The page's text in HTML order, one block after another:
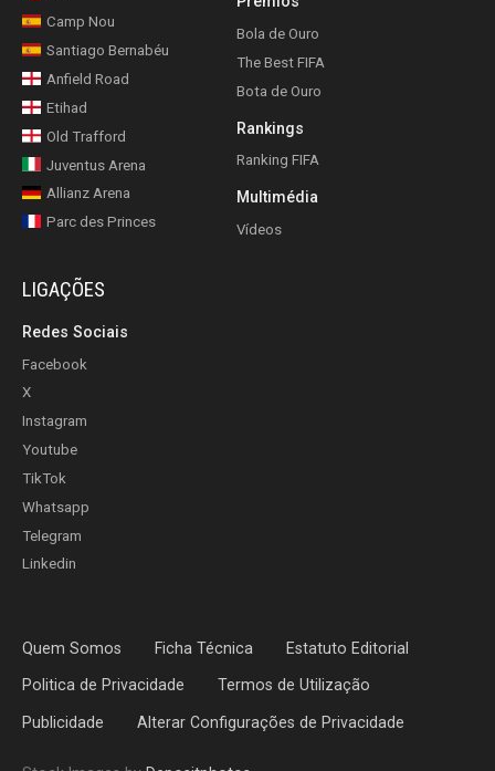
Camp Nou
Santiago Bernabéu
Anfield Road
Etihad
Old Trafford
Juventus Arena
Allianz Arena
Parc des Princes
Bola de Ouro
The Best FIFA
Bota de Ouro
Rankings
Ranking FIFA
Multimédia
Vídeos
LIGAÇÕES
Redes Sociais
Facebook
X
Instagram
Youtube
TikTok
Whatsapp
Telegram
Linkedin
Quem Somos Ficha Técnica Estatuto Editorial
Politica de Privacidade Termos de Utilização
Publicidade Alterar Configurações de Privacidade